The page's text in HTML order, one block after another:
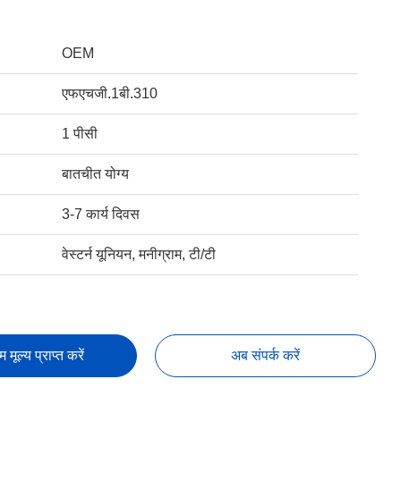
OEM
एफएचजी.1बी.310
1 पीसी
बातचीत योग्य
3-7 कार्य दिवस
वेस्टर्न यूनियन, मनीग्राम, टी/टी
मूल्य प्राप्त करें अब संपर्क करें